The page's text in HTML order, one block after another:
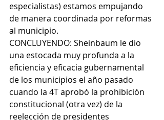
especialistas) estamos empujando
de manera coordinada por reformas
al municipio.
CONCLUYENDO: Sheinbaum le dio
una estocada muy profunda a la
eficiencia y eficacia gubernamental
de los municipios el año pasado
cuando la 4T aprobó la prohibición
constitucional (otra vez) de la
reelección de presidentes